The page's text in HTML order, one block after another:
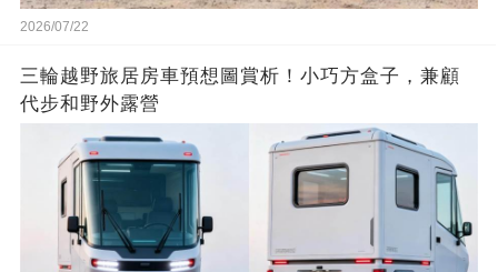
2026/07/22
三輪越野旅居房車預想圖賞析！小巧方盒子，兼顧
代步和野外露營